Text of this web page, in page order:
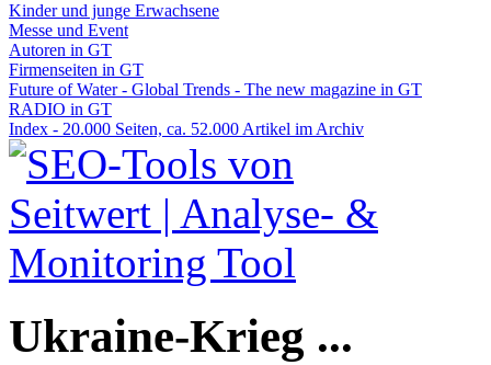
Kinder und junge Erwachsene
Messe und Event
Autoren in GT
Firmenseiten in GT
Future of Water - Global Trends - The new magazine in GT
RADIO in GT
Index - 20.000 Seiten, ca. 52.000 Artikel im Archiv
Ukraine-Krieg ...